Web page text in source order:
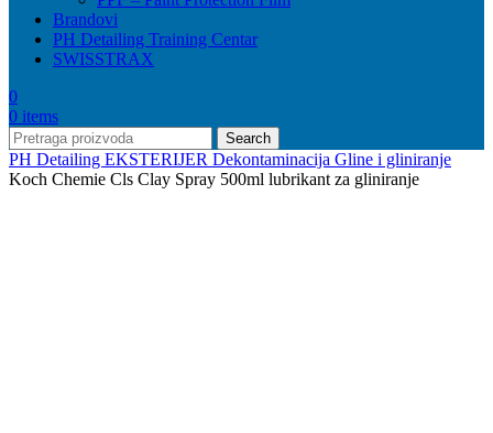
Brandovi
PH Detailing Training Centar
SWISSTRAX
0
0 items
Search
PH Detailing EKSTERIJER Dekontaminacija Gline i gliniranje
Koch Chemie Cls Clay Spray 500ml lubrikant za gliniranje